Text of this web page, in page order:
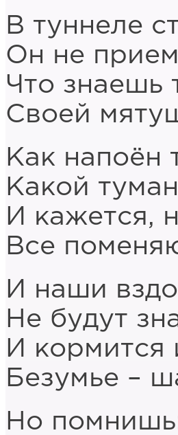
В туннеле
Он не
Что знаешь
Своей
Как напоён
Какой
И кажется,
Все
И наши
Не будут
И кормится
Безумье –
Но